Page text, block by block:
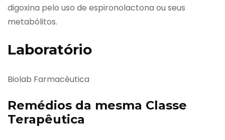
digoxina pelo uso de espironolactona ou seus
metabólitos.
Laboratório
Biolab Farmacêutica
Remédios da mesma Classe
Terapêutica